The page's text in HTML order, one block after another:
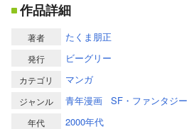
作品詳細
著者 たくま朋正
発行 ビーグリー
カテゴリ マンガ
ジャンル 青年漫画 SF・ファンタジー
年代 2000年代